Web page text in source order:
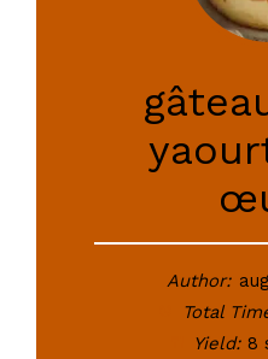
Author:
Total
Yield: 8